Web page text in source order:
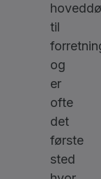
til
og
er
ofte
det
første
sted